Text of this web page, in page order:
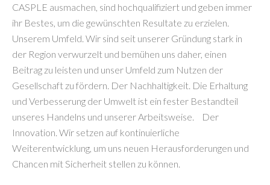
CASPLE ausmachen, sind hochqualifiziert und geben immer
ihr Bestes, um die gewünschten Resultate zu erzielen.
Unserem Umfeld. Wir sind seit unserer Gründung stark in
der Region verwurzelt und bemühen uns daher, einen
Beitrag zu leisten und unser Umfeld zum Nutzen der
Gesellschaft zu fördern. Der Nachhaltigkeit. Die Erhaltung
und Verbesserung der Umwelt ist ein fester Bestandteil
unseres Handelns und unserer Arbeitsweise. Der
Innovation. Wir setzen auf kontinuierliche
Weiterentwicklung, um uns neuen Herausforderungen und
Chancen mit Sicherheit stellen zu können.